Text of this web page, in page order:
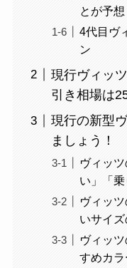
とが予想
4代目ヴ
ン
現行ヴィッ
引き相場は
現行の新型
ましょう！
ヴィッ
い」「乗
ヴィッ
いサイズ
ヴィッ
すめカ